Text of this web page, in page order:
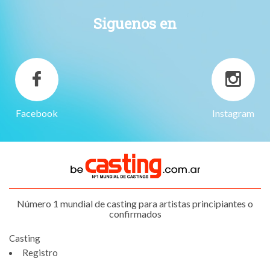
Siguenos en
Facebook Instagram
Número 1 mundial de casting para artistas principiantes o
confirmados
Casting
Registro